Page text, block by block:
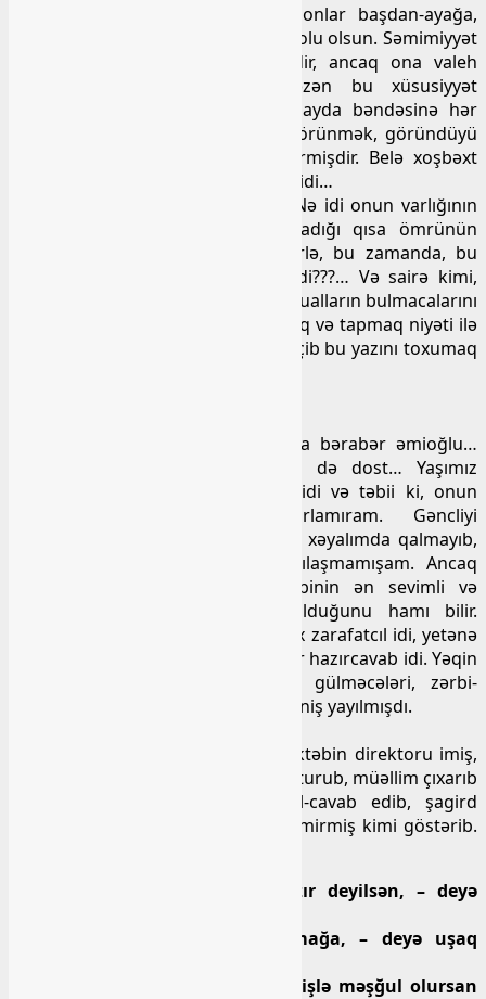
Həyatda az-az adamlar olur ki, onlar başdan-ayağa,
bütün varlığı ilə müsbət enerji ilə dolu olsun. Səmimiyyət
hər kəsin sevdiyi bir xüsusiyyətdir, ancaq ona valeh
olanların xarakterində belə, bəzən bu xüsusiyyət
nataman görünür. Allah çox az sayda bəndəsinə hər
zaman təbii olmaq, olduğu kimi görünmək, göründüyü
kimi olmaq kimi kişi xarakteri vermişdir. Belə xoşbəxt
bəndələrdən də biri Mahir əmioğlu idi…
Onun bəndəliyi nədən ibarət idi? Nə idi onun varlığının
mahiyyəti, həyatının mənası? Yaşadığı qısa ömrünün
mənası nə idi? Onun bu xarakterlə, bu zamanda, bu
dünyada missiyası nədən ibarət idi???… Və sairə kimi,
cavabları heç də asan olmayan bu sualların bulmacalarını
sözün, kəlamın hikməti ilə axtarmaq və tapmaq niyəti ilə
klaviaturadan hərifləri ilmə-ilmə seçib bu yazını toxumaq
Qohum olaraq – əmioğlu, qardaşa bərabər əmioğlu…
Əmioğlu və qardaş olaraq həm də dost… Yaşımız
arasında fərq 10-dan bir az çox idi və təbii ki, onun
uşaqlığını, yeniyetməliyini xatırlamıram. Gəncliyi
yadımdadır. Orta məktəb illəri heç xəyalımda qalmayıb,
daha doğrusu bu xəyallarla qarşılaşmamışam. Ancaq
onun Başlıbel kənd orta məktəbinin ən sevimli və
hazırcavab şagirdlərindən biri olduğunu hamı bilir.
Xarakter etibarı ilə O, nikbin idi, çox zarafatcıl idi, yetənə
yetib, yetməyənə bir söz atan qədər hazırcavab idi. Yəqin
elə buna görə də, onun çoxlu gülməcələri, zərbi-
məsəlləri kənd camaatı arasında geniş yayılmışdı.
Bir gün atası (bilmirəm o vaxt məktəbin direktoru imiş,
yoxsa yox) gəlib hansısa dərsində oturub, müəllim çıxarıb
Mahirdən dərs soruşub və sual-cavab edib, şagird
qəsdən atasının yanında özünü bilmirmiş kimi göstərib.
Mahir, sənə nə olub? Niyə hazır deyilsən, – deyə
Vaxtım yoxdur, dərsə hazırlaşmağa, – deyə uşaq
Müəllim təəcüblənib: – Niyə, nə işlə məşğul olursan